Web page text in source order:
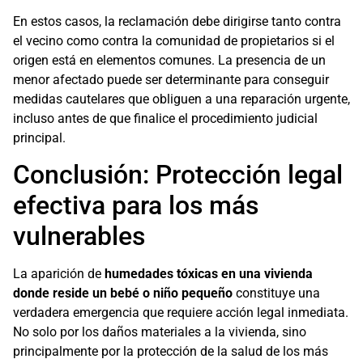
En estos casos, la reclamación debe dirigirse tanto contra
el vecino como contra la comunidad de propietarios si el
origen está en elementos comunes. La presencia de un
menor afectado puede ser determinante para conseguir
medidas cautelares que obliguen a una reparación urgente,
incluso antes de que finalice el procedimiento judicial
principal.
Conclusión: Protección legal
efectiva para los más
vulnerables
La aparición de humedades tóxicas en una vivienda
donde reside un bebé o niño pequeño constituye una
verdadera emergencia que requiere acción legal inmediata.
No solo por los daños materiales a la vivienda, sino
principalmente por la protección de la salud de los más